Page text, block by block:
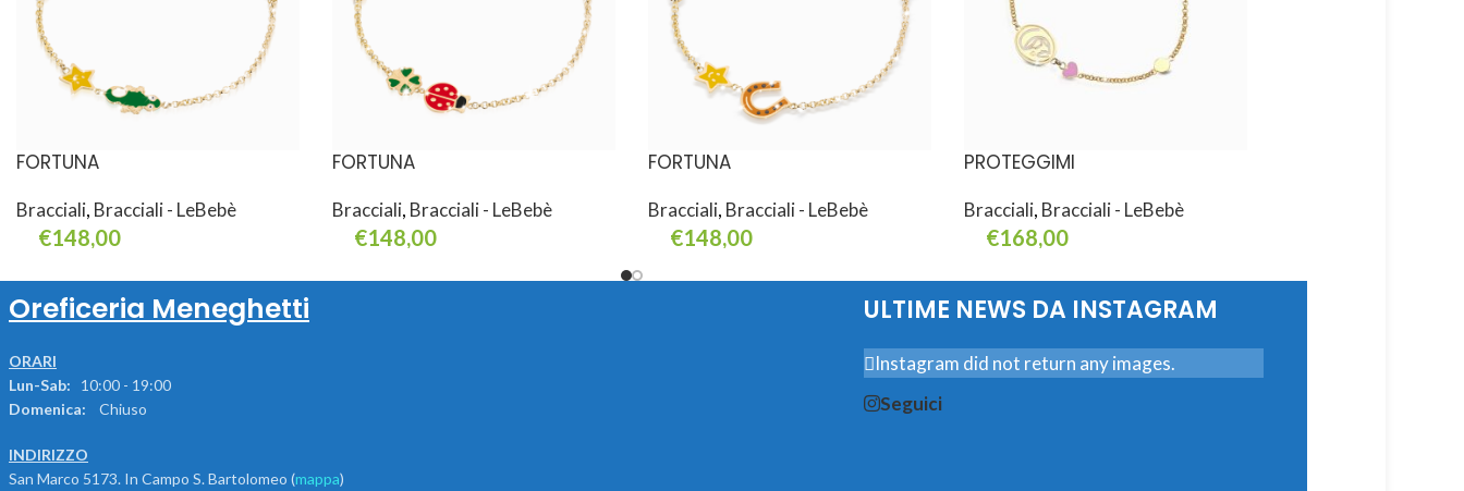
FORTUNA
Bracciali, Bracciali - LeBebè
€148,00
FORTUNA
Bracciali, Bracciali - LeBebè
€148,00
FORTUNA
Bracciali, Bracciali - LeBebè
€148,00
PROTEGGIMI
Bracciali, Bracciali - LeBebè
€168,00
Oreficeria Meneghetti
ORARI
Lun-Sab: 10:00 - 19:00
Domenica:
Chiuso
INDIRIZZO
San Marco 5173. In Campo S. Bartolomeo (mappa)
ULTIME NEWS DA INSTAGRAM
Instagram did not return any images.
Seguici